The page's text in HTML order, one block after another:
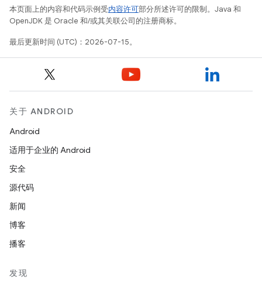
本页面上的内容和代码示例受内容许可部分所述许可的限制。Java 和
OpenJDK 是 Oracle 和/或其关联公司的注册商标。
最后更新时间 (UTC)：2026-07-15。
关于 ANDROID
Android
适用于企业的 Android
安全
源代码
新闻
博客
播客
发现